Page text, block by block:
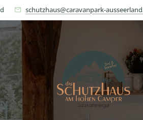
schutzhaus@caravanpark-